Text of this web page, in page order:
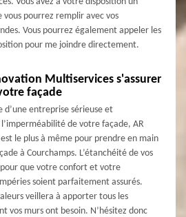
pourrez remplir avec vos
Vous pourrez également appeler les
pour me joindre directement.
Multiservices s'assurer
façade
d’une entreprise sérieuse et
de votre façade, AR
le plus à même pour prendre en main
à Courchamps. L’étanchéité de vos
que votre confort et votre
soient parfaitement assurés.
veillera à apporter tous les
vos murs ont besoin. N’hésitez donc